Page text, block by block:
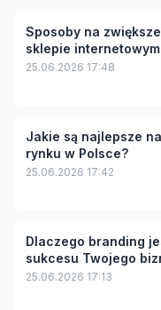
Sposoby na
sklepie internetowym
25.06.2026 17:48
Jakie są najlepsze
rynku w Polsce?
25.06.2026 17:42
Dlaczego branding
sukcesu Twojego
25.06.2026 17:13